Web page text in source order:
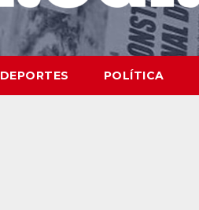
DEPORTES POLÍTICA